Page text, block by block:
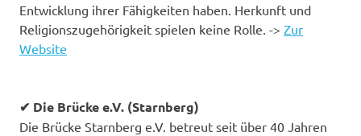
Entwicklung ihrer Fähigkeiten haben. Herkunft und
Religionszugehörigkeit spielen keine Rolle. -> Zur
Website
✔ Die Brücke e.V. (Starnberg)
Die Brücke Starnberg e.V. betreut seit über 40 Jahren